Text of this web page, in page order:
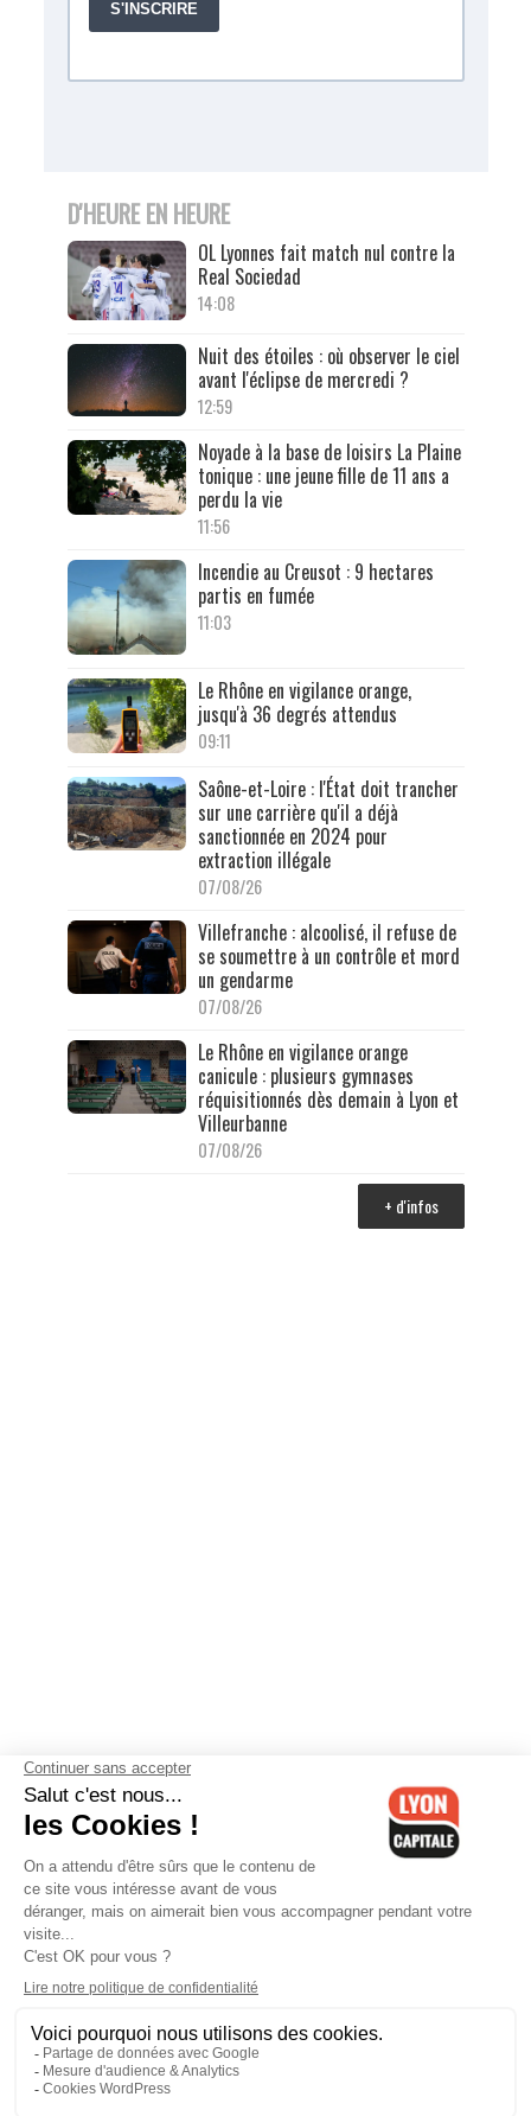
D'HEURE EN HEURE
OL Lyonnes fait match nul contre la
Real Sociedad
14:08
Nuit des étoiles : où observer le ciel
avant l'éclipse de mercredi ?
12:59
Noyade à la base de loisirs La Plaine
tonique : une jeune fille de 11 ans a
perdu la vie
11:56
Incendie au Creusot : 9 hectares
partis en fumée
11:03
Le Rhône en vigilance orange,
jusqu'à 36 degrés attendus
09:11
Saône-et-Loire : l'État doit trancher
sur une carrière qu'il a déjà
sanctionnée en 2024 pour
extraction illégale
07/08/26
Villefranche : alcoolisé, il refuse de
se soumettre à un contrôle et mord
un gendarme
07/08/26
Le Rhône en vigilance orange
canicule : plusieurs gymnases
réquisitionnés dès demain à Lyon et
Villeurbanne
07/08/26
+ d'infos
Contactez-nous-Mentions légales-CGV-Politique de
confidentialité-Gestion des cookies